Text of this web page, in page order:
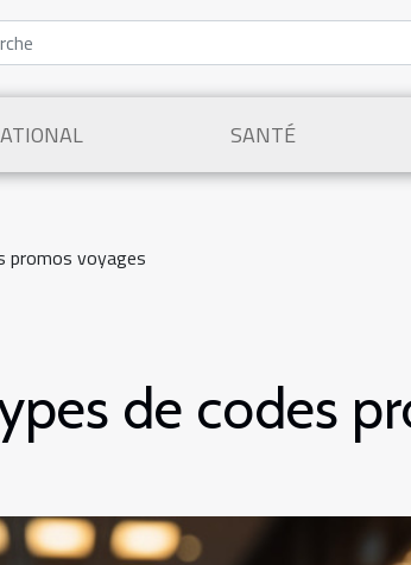
SANTÉ
promos voyages
de codes